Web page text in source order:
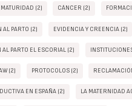
(2) CÁNCER (2)
AL PARTO (2) EVIDENCIA Y CREENCIA (2)
AL PARTO EL ESCORIAL (2)
(2) PROTOCOLOS (2)
EN ESPAÑA (2) LA MATERNIDAD